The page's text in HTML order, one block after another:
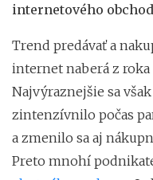
internetového
Trend predávať a
internet naberá z
Najvýraznejšie sa
zintenzívnilo počas
a zmenilo sa aj
Preto mnohí